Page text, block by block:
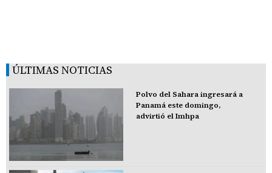
ÚLTIMAS NOTICIAS
Polvo del Sahara ingresará a
Panamá este domingo,
advirtió el Imhpa